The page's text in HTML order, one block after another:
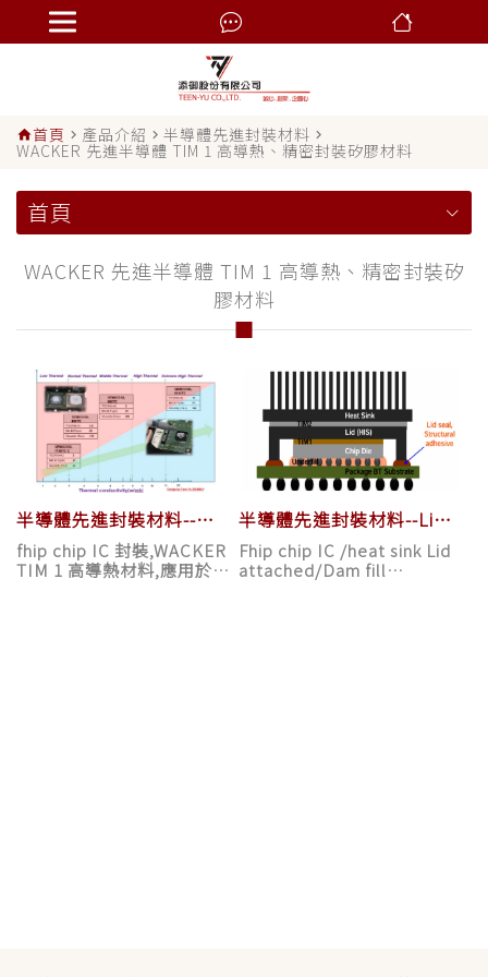
home首頁 navigate_next 產品介紹 navigate_next 半導體先進封裝材料 navigate_next
WACKER 先進半導體 TIM 1 高導熱、精密封裝矽膠材料
首頁
WACKER 先進半導體 TIM 1 高導熱、精密封裝矽
膠材料
半導體先進封裝材料--
WACKER TIM 1 高熱導材
料
fhip chip IC 封裝,WACKER
TIM 1 高導熱材料,應用於AI
半導體先進封裝材料--Lid
attached/Dam fill
adhesive
Fhip chip IC /heat sink Lid
attached/Dam fill